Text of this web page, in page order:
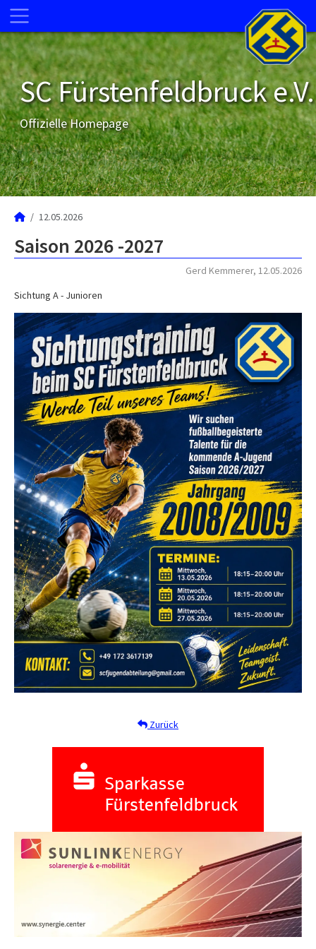
SC Fürstenfeldbruck e.V.
Offizielle Homepage
12.05.2026
Saison 2026 -2027
Gerd Kemmerer, 12.05.2026
Sichtung A - Junioren
Zurück